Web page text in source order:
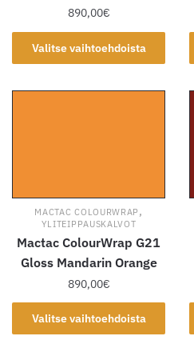
890,00€
Valitse vaihtoehdoista
Tällä
tuotteella
tuotteen
sivulla.
MACTAC COLOURWRAP ,
YLITEIPPAUSKALVOT
Mactac ColourWrap G21
Gloss Mandarin Orange
890,00€
Valitse vaihtoehdoista
Tällä
tuotteella